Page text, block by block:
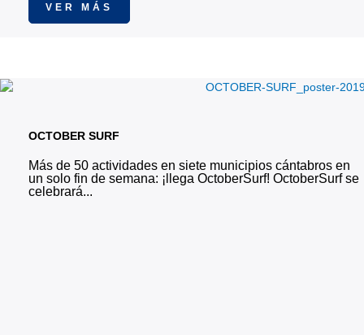
VER MÁS
OCTOBER SURF
Más de 50 actividades en siete municipios cántabros en
un solo fin de semana: ¡llega OctoberSurf! OctoberSurf se
celebrará...